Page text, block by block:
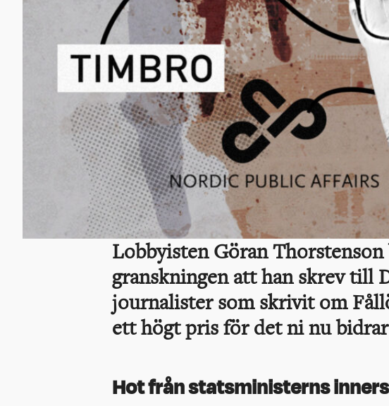
Lobbyisten Göran Thorstenson
granskningen att han skrev till
journalister som skrivit om
ett högt pris för det ni nu
Hot från statsministerns